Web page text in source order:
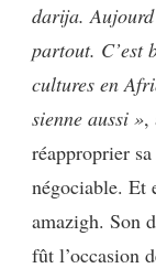
darija.
partout. C’est
cultures en
sienne aussi »,
réapproprier
négociable. Et
amazigh. Son
fût l’occasion